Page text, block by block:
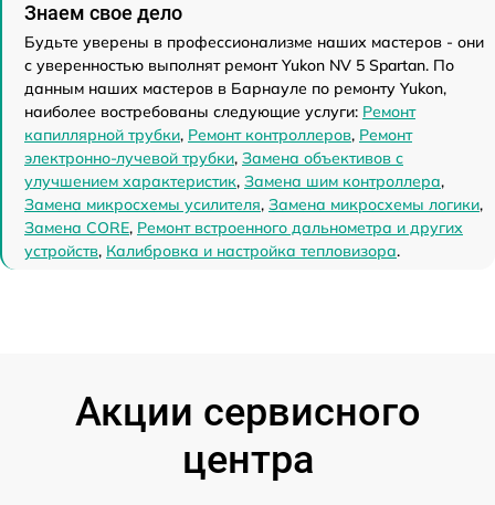
Знаем свое дело
Будьте уверены в профессионализме наших мастеров - они
с уверенностью выполнят ремонт Yukon NV 5 Spartan. По
данным наших мастеров в Барнауле по ремонту Yukon,
наиболее востребованы следующие услуги: Ремонт
капиллярной трубки, Ремонт контроллеров, Ремонт
электронно-лучевой трубки, Замена объективов с
улучшением характеристик, Замена шим контроллера,
Замена микросхемы усилителя, Замена микросхемы логики,
Замена CORE, Ремонт встроенного дальнометра и других
устройств, Калибровка и настройка тепловизора.
Акции сервисного
центра